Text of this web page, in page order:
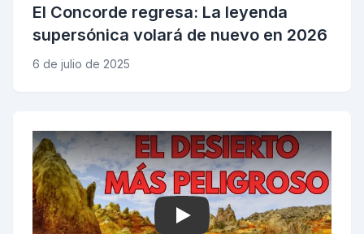
El Concorde regresa: La leyenda
supersónica volará de nuevo en 2026
6 de julio de 2025
Play